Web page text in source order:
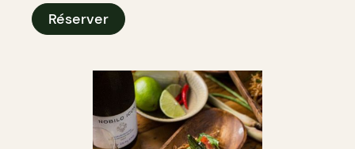
Réserver